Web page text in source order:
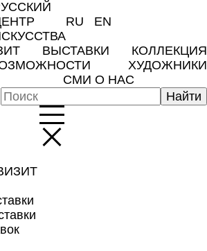
RU EN
ВЫСТАВКИ
КОЛЛЕКЦИЯ
ХУДОЖНИКИ
СМИ О НАС